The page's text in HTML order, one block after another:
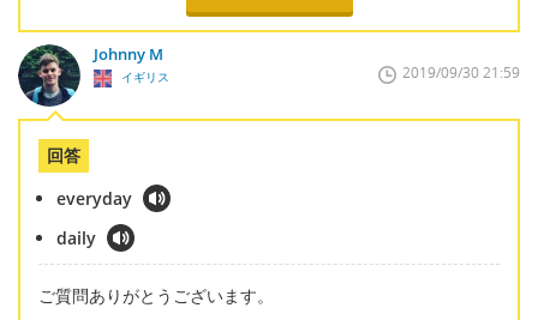
Johnny M
イギリス 2019/09/30 21:59
回答
everyday
daily
ご質問ありがとうございます。